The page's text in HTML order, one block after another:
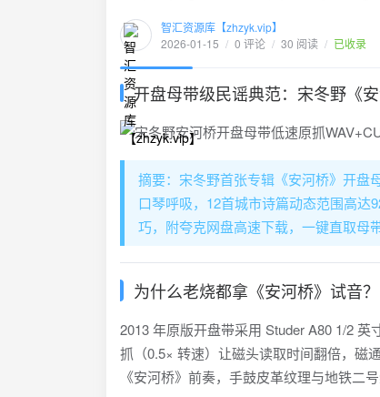
智汇资源库【zhzyk.vip】
2026-01-15 / 0 评论 / 30 阅读 / 已收录
开盘母带级民谣典范：宋冬野《
摘要：宋冬野首张专辑《安河桥》开盘
口琴呼吸，12首城市诗篇动态范围高达
巧，附夸克网盘高速下载，一键直取母
为什么老烧都拿《安河桥》试音？
2013 年原版开盘带采用 Studer A80 1/2
抓（0.5× 转速）让磁头读取时间翻倍，磁
《安河桥》前奏，手鼓皮革纹理与地铁二